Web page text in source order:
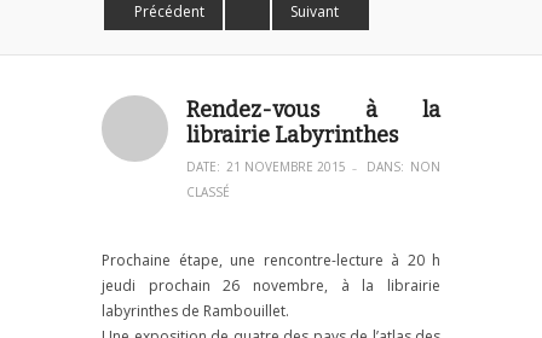
Précédent Suivant
Rendez-vous à la
librairie Labyrinthes
DATE: 21 NOVEMBRE 2015 – DANS: NON
CLASSÉ
Prochaine étape, une rencontre-lecture à 20 h
jeudi prochain 26 novembre, à la librairie
labyrinthes de Rambouillet.